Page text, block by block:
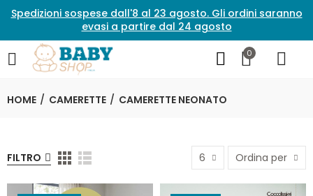
Spedizioni sospese dall'8 al 23 agosto. Gli ordini saranno
evasi a partire dal 24 agosto
0
HOME CAMERETTE CAMERETTE NEONATO
FILTRO 6 Ordina per